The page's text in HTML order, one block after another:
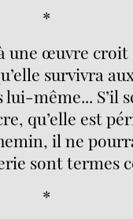
*
une œuvre
survivra
lui-même... S’il
qu’elle est
il ne
sont termes
*